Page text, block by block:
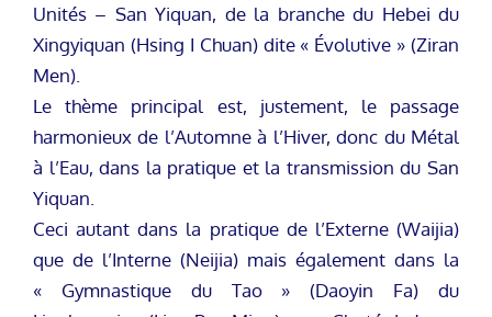
Unités – San Yiquan, de la branche du Hebei du
Xingyiquan (Hsing I Chuan) dite « Évolutive » (Ziran
Men).
Le thème principal est, justement, le passage
harmonieux de l’Automne à l’Hiver, donc du Métal
à l’Eau, dans la pratique et la transmission du San
Yiquan.
Ceci autant dans la pratique de l’Externe (Waijia)
que de l’Interne (Neijia) mais également dans la
« Gymnastique du Tao » (Daoyin Fa) du